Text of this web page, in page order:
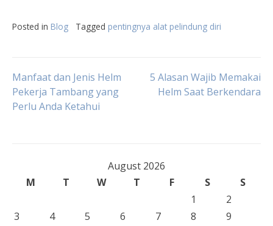
Posted in Blog Tagged pentingnya alat pelindung diri
Post
navigation
Manfaat dan Jenis Helm
Pekerja Tambang yang
Perlu Anda Ketahui
5 Alasan Wajib Memakai
Helm Saat Berkendara
August 2026
M
T W T F S
S
1
2
3
4 5 6 7 8
9